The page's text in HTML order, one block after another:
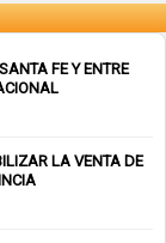
FE Y ENTRE
LA VENTA DE